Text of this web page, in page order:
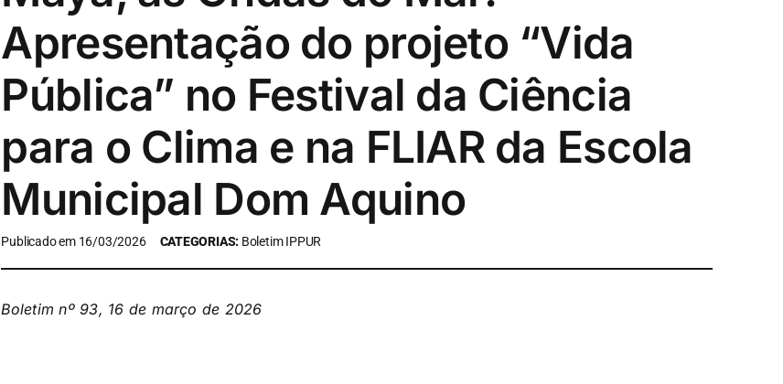
Apresentação do projeto “Vida
Pública” no Festival da Ciência
para o Clima e na FLIAR da Escola
Municipal Dom Aquino
Publicado em 16/03/2026 CATEGORIAS: Boletim IPPUR
Boletim nº 93, 16 de março de 2026